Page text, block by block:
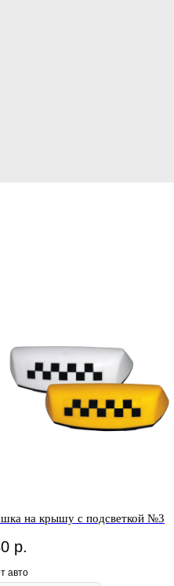
на крышу с подсветкой №3
р.
авто